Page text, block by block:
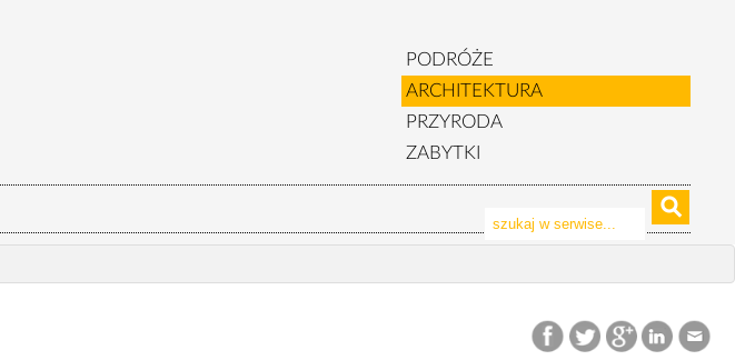
PODRÓŻE
ARCHITEKTURA
PRZYRODA
ZABYTKI